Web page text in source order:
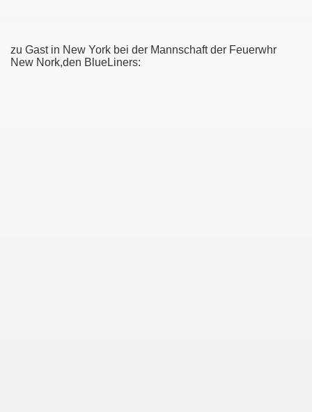
zu Gast in New York bei der Mannschaft der Feuerwhr
New Nork,den BlueLiners: